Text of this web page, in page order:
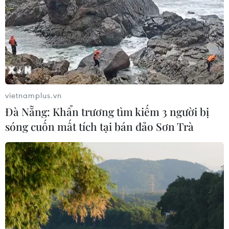
TIN CÙNG CHUYÊN MỤC
Thị trường vaccine thế giới chuyển
vietnamplus.vn
Đà Nẵng: Khẩn trương tìm kiếm 3 người bị
sóng cuốn mất tích tại bán đảo Sơn Trà